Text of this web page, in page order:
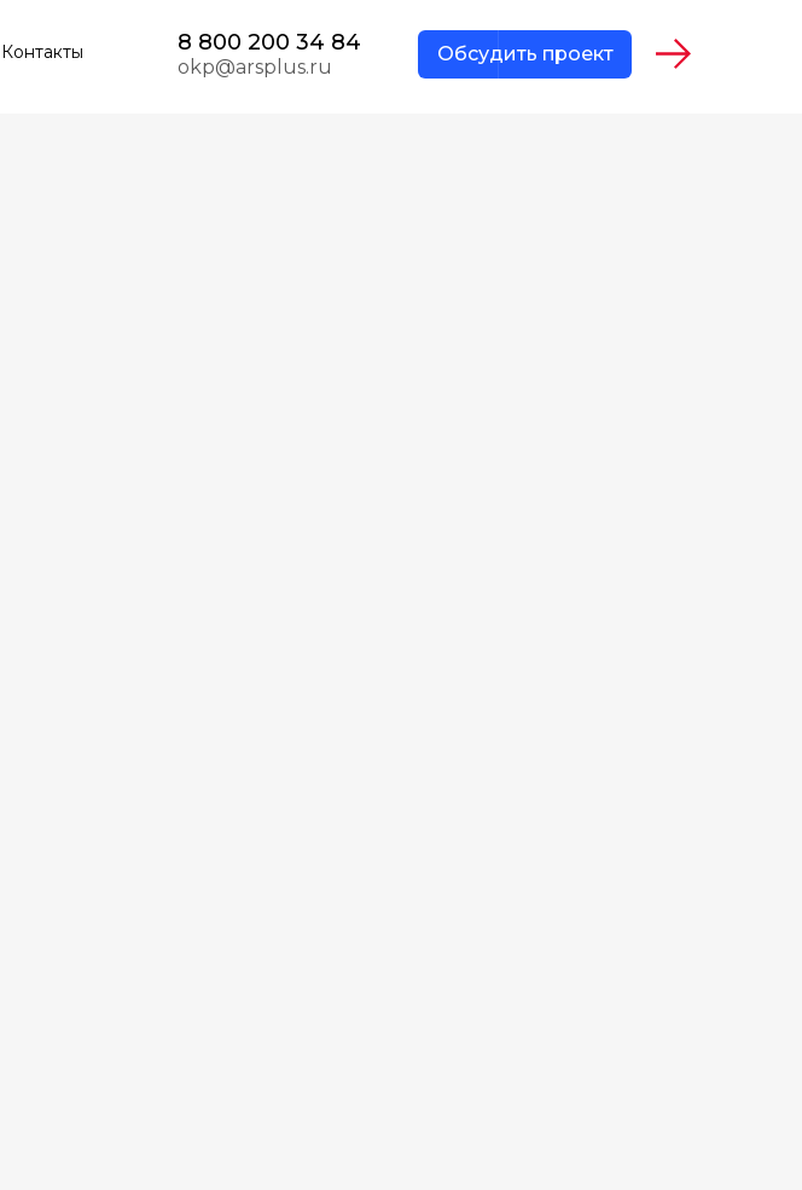
Обсудить проект
8 800 200 34 84
okp@arsplus.ru
Контакты